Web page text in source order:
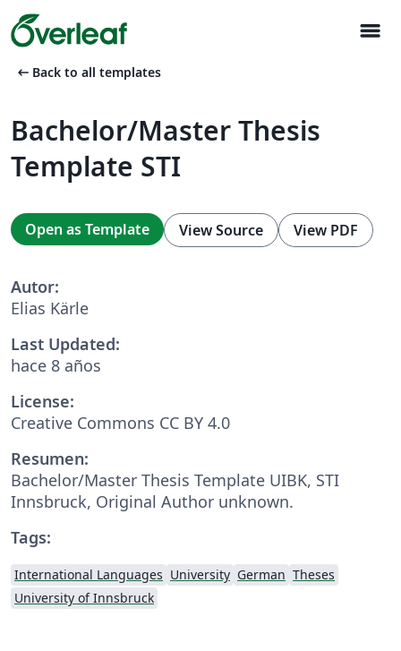
menu
arrow_left_alt Back to all templates
Bachelor/Master Thesis
Template STI
Open as Template View Source View PDF
Autor:
Elias Kärle
Last Updated:
hace 8 años
License:
Creative Commons CC BY 4.0
Resumen:
Bachelor/Master Thesis Template UIBK, STI
Innsbruck, Original Author unknown.
Tags:
International Languages University German Theses
University of Innsbruck